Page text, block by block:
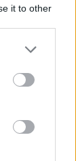
it to other
Google
click to
tags to
Google
με το
αυτό μας
ο Νικ
επί